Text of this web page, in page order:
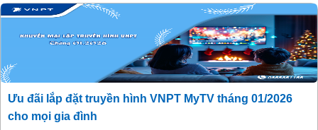
Ưu đãi lắp đặt truyền hình VNPT MyTV tháng 01/2026
cho mọi gia đình